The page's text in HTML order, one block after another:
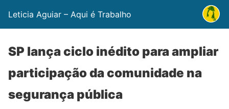
Leticia Aguiar – Aqui é Trabalho
SP lança ciclo inédito para ampliar
participação da comunidade na
segurança pública